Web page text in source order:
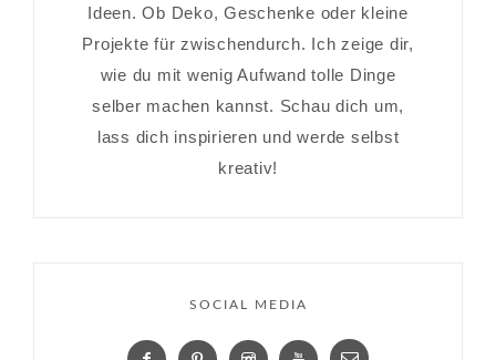
Ideen. Ob Deko, Geschenke oder kleine
Projekte für zwischendurch. Ich zeige dir,
wie du mit wenig Aufwand tolle Dinge
selber machen kannst. Schau dich um,
lass dich inspirieren und werde selbst
kreativ!
SOCIAL MEDIA